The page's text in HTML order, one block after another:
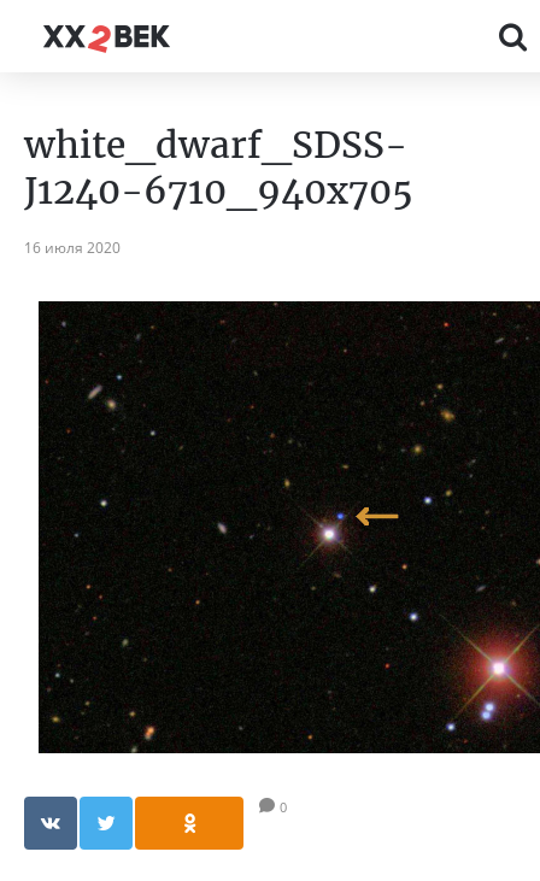
white_dwarf_SDSS-
J1240-6710_940x705
16 июля 2020
0